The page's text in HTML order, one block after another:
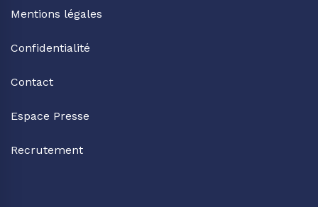
Mentions légales
Confidentialité
Contact
Espace Presse
Recrutement